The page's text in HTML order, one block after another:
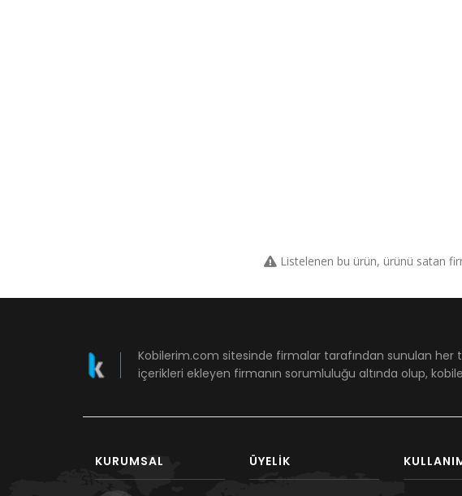
Listelenen bu ürün, ürünü satan
Kobilerim.com sitesinde firmalar tarafından sunulan
içerikleri ekleyen firmanın sorumluluğu altında olup,
KURUMSAL ÜYELIK